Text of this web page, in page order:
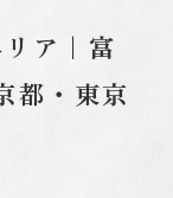
2171
4649
ア｜富
都・東京